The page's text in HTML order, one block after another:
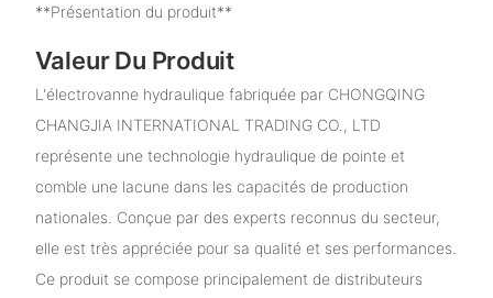
**Présentation du produit**
Valeur Du Produit
L'électrovanne hydraulique fabriquée par CHONGQING
CHANGJIA INTERNATIONAL TRADING CO., LTD
représente une technologie hydraulique de pointe et
comble une lacune dans les capacités de production
nationales. Conçue par des experts reconnus du secteur,
elle est très appréciée pour sa qualité et ses performances.
Ce produit se compose principalement de distributeurs